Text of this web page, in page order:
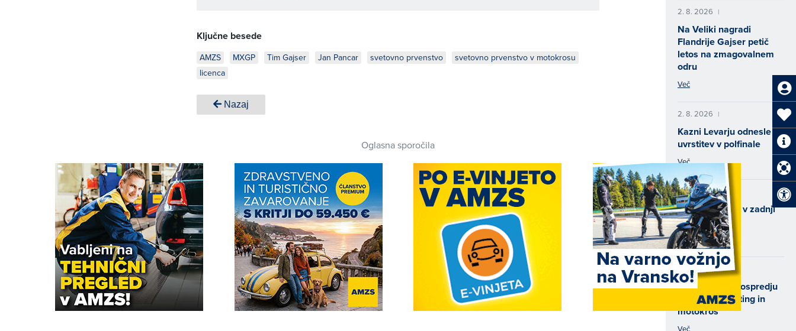
Ključne besede
AMZS MXGP Tim Gajser Jan Pancar svetovno prvenstvo
svetovno prvenstvo v motokrosu
licenca
Nazaj
2. 8. 2026 |
Na Veliki nagradi
Flandrije Gajser petič
letos na zmagovalnem
odru
Več
2. 8. 2026 |
Kazni Levarju odnesle
uvrstitev v polfinale
Več
31. 7. 2026 |
Padec Cerjaka v zadnji
vožnji
Več
29. 7. 2026 |
Konec tedna v ospredju
speedway, karting in
motokros
Več
Oglasna sporočila